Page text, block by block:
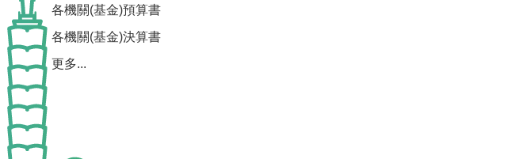
各機關(基金)預算書
各機關(基金)決算書
更多...